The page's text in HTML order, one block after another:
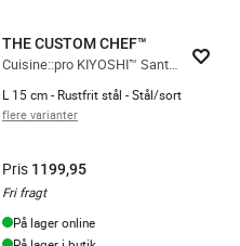
THE CUSTOM CHEF™
Cuisine::pro KIYOSHI™ Santokukniv
L 15 cm - Rustfrit stål - Stål/sort
flere varianter
Pris 1199,95
Fri fragt
På lager online